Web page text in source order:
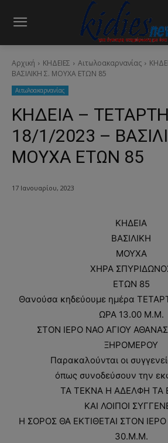
Αρχική ΚΗΔΕΙΕΣ Aιτωλοακαρνανίας
ΒΑΣΙΛΙΚΗ Σ. ΜΟΥΧΑ ΕΤΩΝ 85
Aιτωλοακαρνανίας
ΚΗΔΕΙΑ – ΤΕΤΑΡΤΗ
18/1/2023 –
ΜΟΥΧΑ ΕΤΩΝ 85
17 Ιανουαρίου, 2023
ΚΗΔΕΙΑ
BAΣΙΛΙΚΗ
ΜΟΥΧΑ
ΧΗΡΑ
ΕΤΩΝ 85
Θανούσα κηδεύουμε ημέρα
ΩΡΑ 13.00 Μ.Μ.
ΣΤΟΝ ΙΕΡΟ ΝΑΟ ΑΓΙΟΥ
ΞΗΡΟΜΕΡΟΥ
Παρακαλούνται οι
όπως συνοδεύσουν την
ΤΑ ΤΕΚΝΑ Η ΑΔΕΛΦΗ ΤΑ
ΚΑΙ ΛΟΙΠΟΙ
Η ΣΟΡΟΣ ΘΑ ΕΚΤΙΘΕΤΑΙ ΣΤΟΝ
30.Μ.Μ.